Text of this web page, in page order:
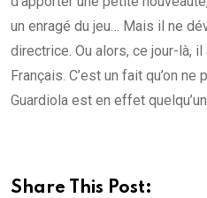
un enragé du jeu… Mais il ne
directrice. Ou alors, ce jour-là, il
Français. C’est un fait qu’on
Guardiola est en effet
Share This Post: